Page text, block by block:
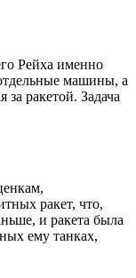
Рейха именно
машины, а
ракетой. Задача
ракет, что,
и ракета была
ему танках,